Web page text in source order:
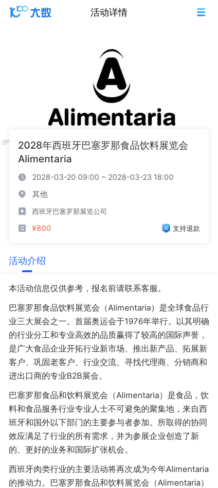
活动详情
2028年西班牙巴塞罗那食品饮料展览会
Alimentaria
2028-03-20 09:00 ~ 2028-03-23 18:00
其他
西班牙巴塞罗那展览公司
¥800 支持退款
活动介绍
本活动信息仅供参考，报名前请联系客服。
巴塞罗那食品饮料展览会（Alimentaria）是全球食品行
业三大展会之一。首届奥运会于1976年举行。以其明确
的行业分工和专业高效的品质赢得了较高的国际声誉，
是广大食品企业开拓行业新市场、推出新产品、拓展新
客户、巩固老客户、行业交流、寻找代理商、分销商和
进出口商的专业B2B展会。
巴塞罗那食品和饮料展览会（Alimentaria）是食品，饮
料和食品服务行业专业人士不可避免的聚集地，来自西
班牙和国外以下部门的主要参与者参加。所取得的协同
效应满足了行业的所有需求，并为参展企业创造了新
的、更好的业务和国际扩张机会。
西班牙肉类行业的主要活动将再次成为今年Alimentaria
的推动力。巴塞罗那食品和饮料展览会（Alimentaria）